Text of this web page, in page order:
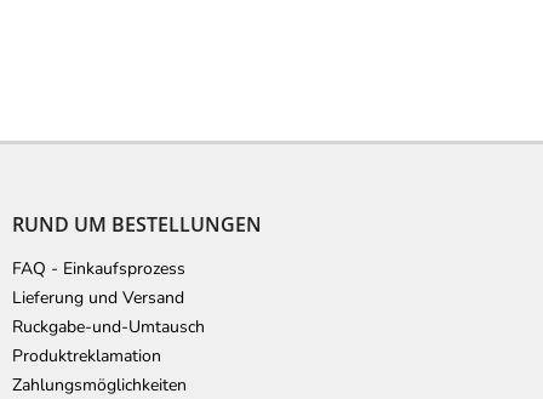
RUND UM BESTELLUNGEN
FAQ - Einkaufsprozess
Lieferung und Versand
Ruckgabe-und-Umtausch
Produktreklamation
Zahlungsmöglichkeiten